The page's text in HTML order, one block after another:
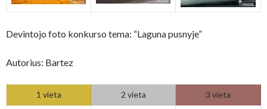
Devintojo foto konkurso tema: “Laguna pusnyje”
Autorius: Bartez
1 vieta 2 vieta 3 vieta